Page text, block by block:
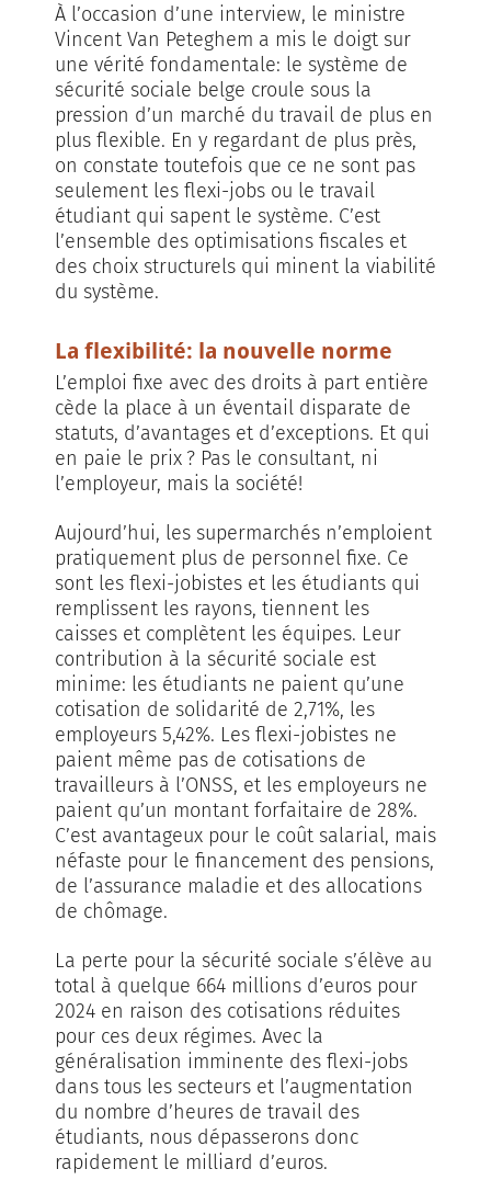
À l’occasion d’une interview, le ministre
Vincent Van Peteghem a mis le doigt sur
une vérité fondamentale: le système de
sécurité sociale belge croule sous la
pression d’un marché du travail de plus en
plus flexible. En y regardant de plus près,
on constate toutefois que ce ne sont pas
seulement les flexi-jobs ou le travail
étudiant qui sapent le système. C’est
l’ensemble des optimisations fiscales et
des choix structurels qui minent la viabilité
du système.
La flexibilité: la nouvelle norme
L’emploi fixe avec des droits à part entière
cède la place à un éventail disparate de
statuts, d’avantages et d’exceptions. Et qui
en paie le prix ? Pas le consultant, ni
l’employeur, mais la société!
Aujourd’hui, les supermarchés n’emploient
pratiquement plus de personnel fixe. Ce
sont les flexi-jobistes et les étudiants qui
remplissent les rayons, tiennent les
caisses et complètent les équipes. Leur
contribution à la sécurité sociale est
minime: les étudiants ne paient qu’une
cotisation de solidarité de 2,71%, les
employeurs 5,42%. Les flexi-jobistes ne
paient même pas de cotisations de
travailleurs à l’ONSS, et les employeurs ne
paient qu’un montant forfaitaire de 28%.
C’est avantageux pour le coût salarial, mais
néfaste pour le financement des pensions,
de l’assurance maladie et des allocations
de chômage.
La perte pour la sécurité sociale s’élève au
total à quelque 664 millions d’euros pour
2024 en raison des cotisations réduites
pour ces deux régimes. Avec la
généralisation imminente des flexi-jobs
dans tous les secteurs et l’augmentation
du nombre d’heures de travail des
étudiants, nous dépasserons donc
rapidement le milliard d’euros.